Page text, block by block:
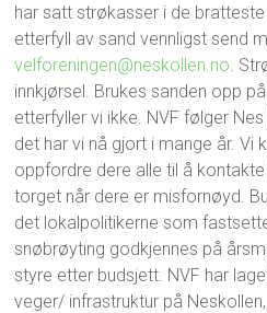
har satt strøkasser i de
etterfyll av sand vennligst send
velforeningen@neskollen.no.
innkjørsel. Brukes sanden opp
etterfyller vi ikke. NVF følger
det har vi nå gjort i mange år. Vi
oppfordre dere alle til å
torget når dere er misfornøyd.
det lokalpolitikerne som
snøbrøyting godkjennes på
styre etter budsjett. NVF har
veger/ infrastruktur på